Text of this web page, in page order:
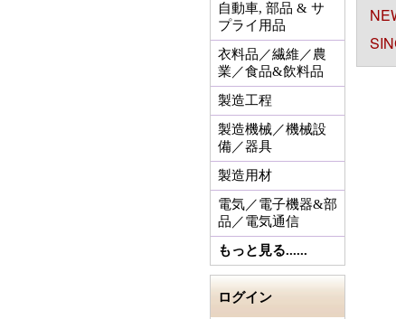
自動車, 部品 & サ
プライ用品
衣料品／繊維／農
業／食品&飲料品
製造工程
製造機械／機械設
備／器具
製造用材
電気／電子機器&部
品／電気通信
もっと見る......
ログイン